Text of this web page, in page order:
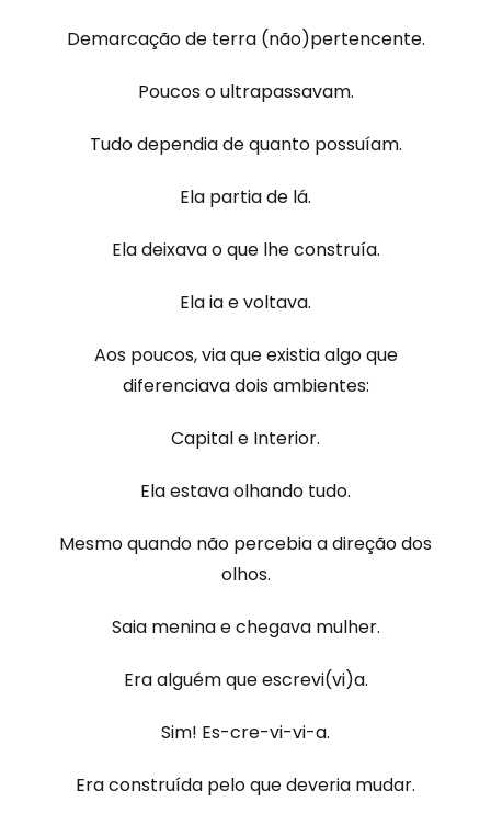
Demarcação de terra (não)pertencente.
Poucos o ultrapassavam.
Tudo dependia de quanto possuíam.
Ela partia de lá.
Ela deixava o que lhe construía.
Ela ia e voltava.
Aos poucos, via que existia algo que
diferenciava dois ambientes:
Capital e Interior.
Ela estava olhando tudo.
Mesmo quando não percebia a direção dos
olhos.
Saia menina e chegava mulher.
Era alguém que escrevi(vi)a.
Sim! Es-cre-vi-vi-a.
Era construída pelo que deveria mudar.